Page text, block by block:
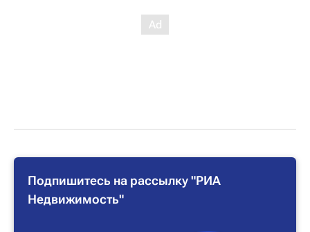
Подпишитесь на рассылку "РИА
Недвижимость"